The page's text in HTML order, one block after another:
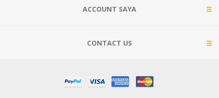
ACCOUNT SAYA
CONTACT US